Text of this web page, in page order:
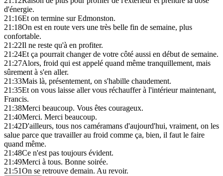
d'énergie.
21:16Et on termine sur Edmonston.
21:18On est en route vers une très belle fin de semaine, plus
confortable.
21:22Il ne reste qu'à en profiter.
21:24Et ça pourrait changer de votre côté aussi en début de semaine.
21:27Alors, froid qui est appelé quand même tranquillement, mais
sûrement à s'en aller.
21:33Mais là, présentement, on s'habille chaudement.
21:35Et on vous laisse aller vous réchauffer à l'intérieur maintenant,
Francis.
21:38Merci beaucoup. Vous êtes courageux.
21:40Merci. Merci beaucoup.
21:42D'ailleurs, tous nos caméramans d'aujourd'hui, vraiment, on les
salue parce que travailler au froid comme ça, bien, il faut le faire
quand même.
21:48Ce n'est pas toujours évident.
21:49Merci à tous. Bonne soirée.
21:51On se retrouve demain. Au revoir.